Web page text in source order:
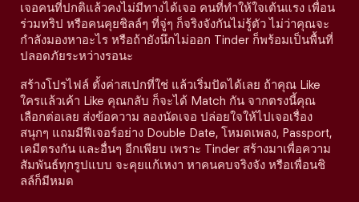
เจอคนที่ปกติแล้วคงไม่มีทางได้เจอ คนที่ทำให้ใจเต้นแรง เพื่อน
ร่วมทริป หรือคนคุยชิลล์ๆ ที่จู่ๆ ก็จริงจังกันไม่รู้ตัว ไม่ว่าคุณจะ
กำลังมองหาอะไร หรือถ้ายังนึกไม่ออก Tinder ก็พร้อมเป็นพื้นที่
ปลอดภัยระหว่างรอนะ
สร้างโปรไฟล์ ตั้งค่าสเปกที่ใช่ แล้วเริ่มปัดได้เลย ถ้าคุณ Like
ใครแล้วเค้า Like คุณกลับ ก็จะได้ Match กัน จากตรงนี้คุณ
เลือกต่อเลย ส่งข้อความ ลองนัดเจอ ปล่อยใจให้ไปเจอเรื่อง
สนุกๆ แถมมีฟีเจอร์อย่าง Double Date, โหมดเพลง, Passport,
เคมีตรงกัน และอื่นๆ อีกเพียบ เพราะ Tinder สร้างมาเพื่อความ
สัมพันธ์ทุกรูปแบบ จะคุยแก้เหงา หาคนคบจริงจัง หรือเพื่อนชิ
ลล์ก็มีหมด